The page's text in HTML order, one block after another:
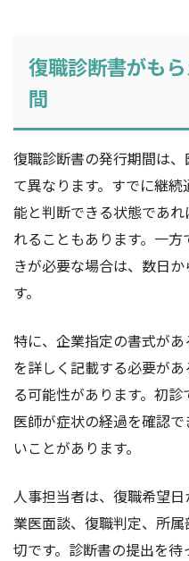
復職診断書がも
間
復職診断書の発行期間は
て異なります。すでに継
能と判断できる状態であ
れることもあります。一
きが必要な場合は、数日
す。
特に、企業指定の書式が
を詳しく記載する必要が
る可能性があります。初診
医師が症状の経過を確認
いことがあります。
人事担当者は、復職希望
業医面談、復職判定、所
切です。診断書の提出を待